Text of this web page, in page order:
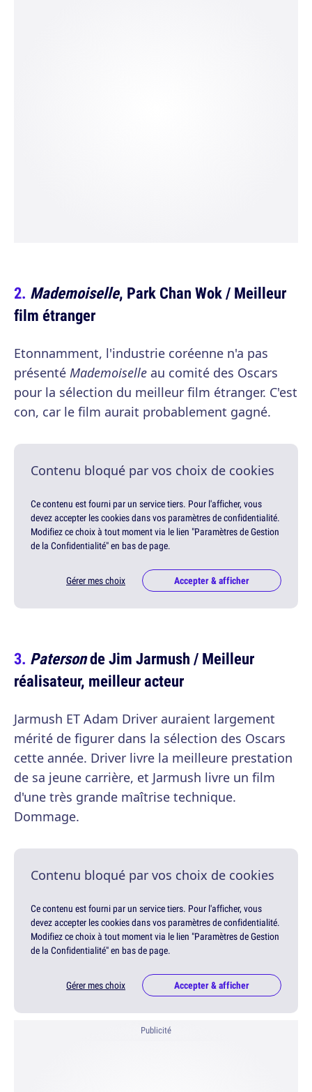
Mademoiselle, Park Chan Wok / Meilleur
film étranger
Etonnamment, l'industrie coréenne n'a pas
présenté Mademoiselle au comité des Oscars
pour la sélection du meilleur film étranger. C'est
con, car le film aurait probablement gagné.
Contenu bloqué par vos choix de cookies
Ce contenu est fourni par un service tiers. Pour l'afficher, vous
devez accepter les cookies dans vos paramètres de confidentialité.
Modifiez ce choix à tout moment via le lien "Paramètres de Gestion
de la Confidentialité" en bas de page.
Gérer mes choix Accepter & afficher
Patersonde Jim Jarmush / Meilleur
réalisateur, meilleur acteur
Jarmush ET Adam Driver auraient largement
mérité de figurer dans la sélection des Oscars
cette année. Driver livre la meilleure prestation
de sa jeune carrière, et Jarmush livre un film
d'une très grande maîtrise technique.
Dommage.
Contenu bloqué par vos choix de cookies
Ce contenu est fourni par un service tiers. Pour l'afficher, vous
devez accepter les cookies dans vos paramètres de confidentialité.
Modifiez ce choix à tout moment via le lien "Paramètres de Gestion
de la Confidentialité" en bas de page.
Gérer mes choix Accepter & afficher
Publicité